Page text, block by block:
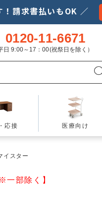
請求書払いもOK ／
0120-11-6671
日 9:00～17：00(祝祭日を除く）
応接 医療向け
イスター
一部除く】